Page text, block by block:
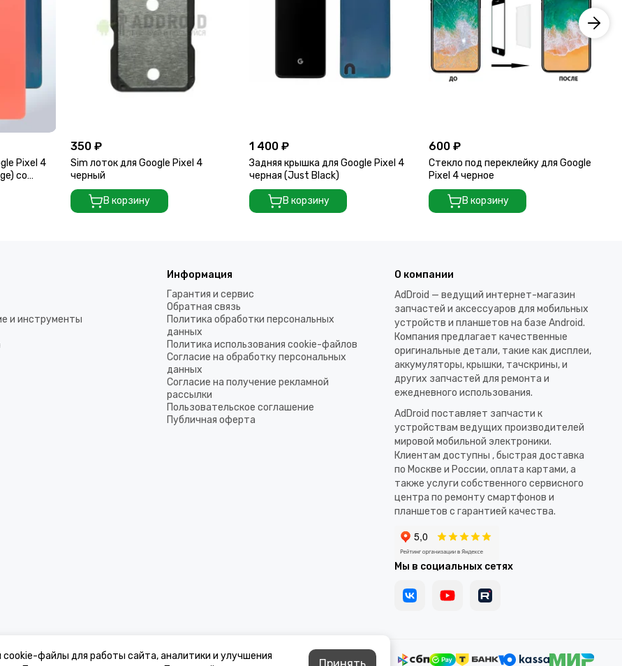
Pixel 4
со
350 ₽
Sim лоток для Google Pixel 4
черный
В корзину
1 400 ₽
Задняя крышка для Google Pixel 4
черная (Just Black)
В корзину
600 ₽
Стекло под переклейку для Google
Pixel 4 черное
В корзину
и инструменты
Информация
Гарантия и сервис
Обратная связь
Политика обработки персональных
данных
Политика использования cookie-файлов
Согласие на обработку персональных
данных
Согласие на получение рекламной
рассылки
Пользовательское соглашение
Публичная оферта
О компании
AdDroid — ведущий интернет-магазин
запчастей и аксессуаров для мобильных
устройств и планшетов на базе Android.
Компания предлагает качественные
оригинальные детали, такие как дисплеи,
аккумуляторы, крышки, тачскрины, и
других запчастей для ремонта и
ежедневного использования.​
AdDroid поставляет запчасти к
устройствам ведущих производителей
мировой мобильной электроники.
Клиентам доступны , быстрая доставка
по Москве и России, оплата картами, а
также услуги собственного сервисного
центра по ремонту смартфонов и
планшетов с гарантией качества.
Мы в социальных сетях
cookie-файлы для работы сайта, аналитики и улучшения